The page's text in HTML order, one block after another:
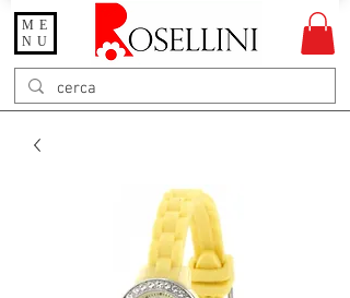
Gioielleria Rosellini
Rosellini online
ME
NU